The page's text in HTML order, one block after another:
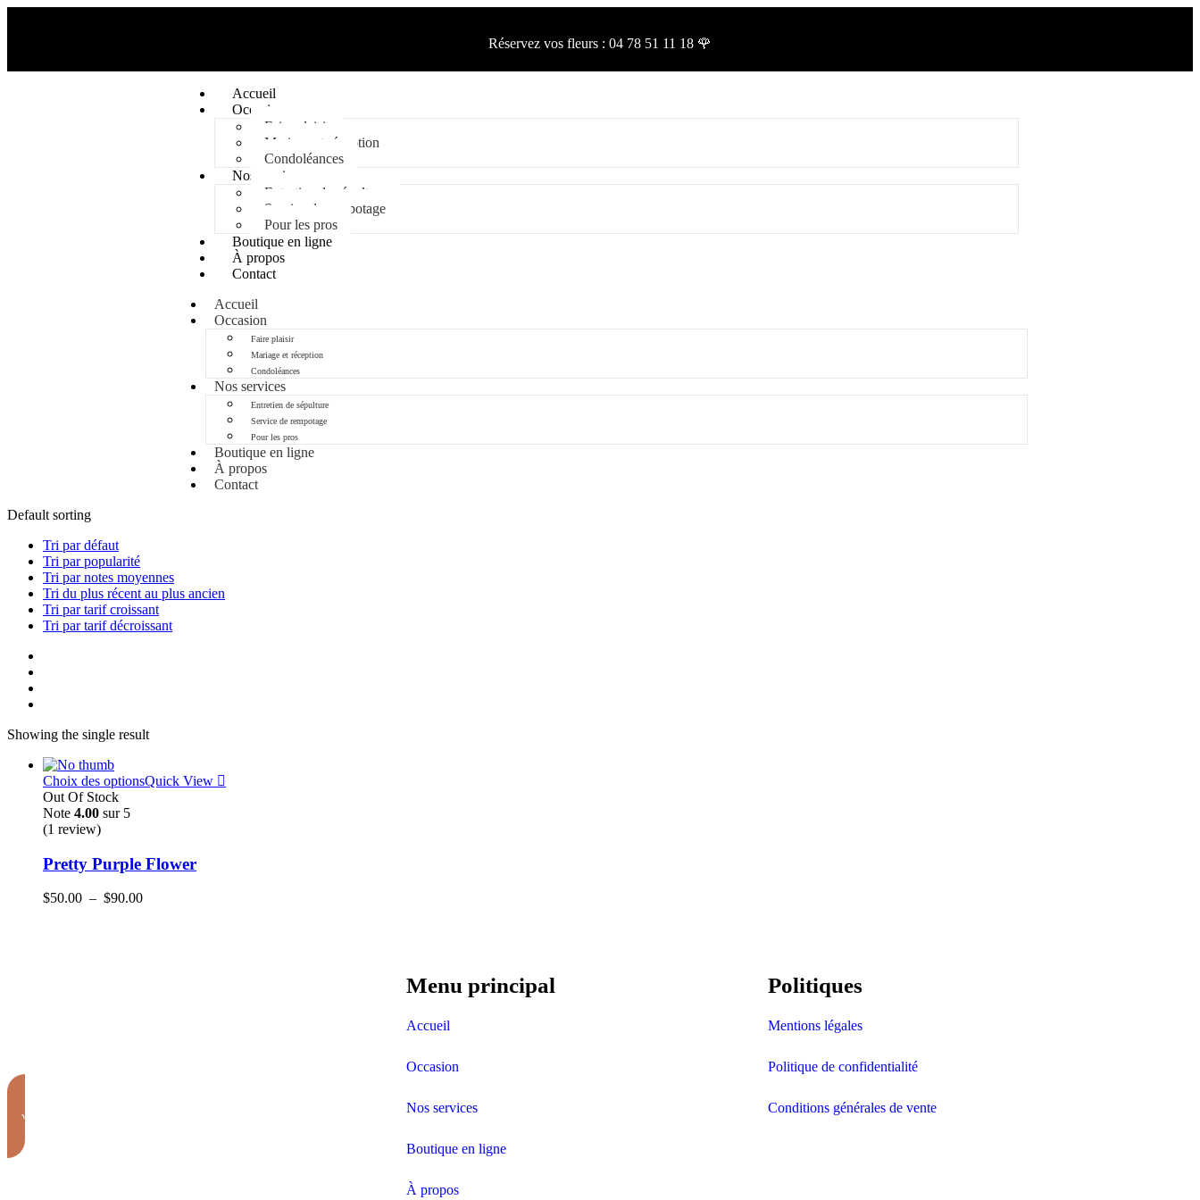
Réservez vos fleurs : 04 78 51 11 18 🌹
Accueil
Occasion
Faire plaisir
Mariage et réception
Condoléances
Nos services
Entretien de sépulture
Service de rempotage
Pour les pros
Boutique en ligne
À propos
Contact
Accueil
Occasion
Faire plaisir
Mariage et réception
Condoléances
Nos services
Entretien de sépulture
Service de rempotage
Pour les pros
Boutique en ligne
À propos
Contact
Default sorting
Tri par défaut
Tri par popularité
Tri par notes moyennes
Tri du plus récent au plus ancien
Tri par tarif croissant
Tri par tarif décroissant
Showing the single result
Choix des optionsQuick View
Out Of Stock
Note 4.00 sur 5
(1 review)
Pretty Purple Flower
$50.00 – $90.00
Appeler
Menu principal
Accueil
Occasion
Nos services
Boutique en ligne
À propos
Politiques
Mentions légales
Politique de confidentialité
Conditions générales de vente